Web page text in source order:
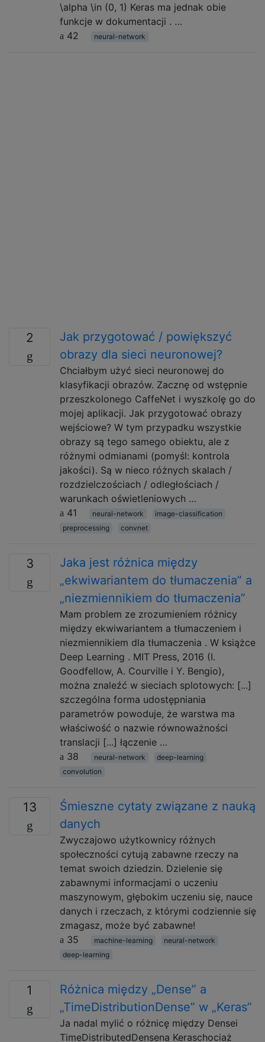
\alpha \in (0, 1) Keras ma jednak obie
funkcje w dokumentacji . …
42
neural-network
2
Jak przygotować / powiększyć
obrazy dla sieci neuronowej?
Chciałbym użyć sieci neuronowej do
klasyfikacji obrazów. Zacznę od wstępnie
przeszkolonego CaffeNet i wyszkolę go do
mojej aplikacji. Jak przygotować obrazy
wejściowe? W tym przypadku wszystkie
obrazy są tego samego obiektu, ale z
różnymi odmianami (pomyśl: kontrola
jakości). Są w nieco różnych skalach /
rozdzielczościach / odległościach /
warunkach oświetleniowych …
41
neural-network
image-classification
preprocessing
convnet
3
Jaka jest różnica między
„ekwiwariantem do tłumaczenia” a
„niezmiennikiem do tłumaczenia”
Mam problem ze zrozumieniem różnicy
między ekwiwariantem a tłumaczeniem i
niezmiennikiem dla tłumaczenia . W książce
Deep Learning . MIT Press, 2016 (I.
Goodfellow, A. Courville i Y. Bengio),
można znaleźć w sieciach splotowych: [...]
szczególna forma udostępniania
parametrów powoduje, że warstwa ma
właściwość o nazwie równoważności
translacji [...] łączenie …
38
neural-network
deep-learning
convolution
13
Śmieszne cytaty związane z nauką
danych
Zwyczajowo użytkownicy różnych
społeczności cytują zabawne rzeczy na
temat swoich dziedzin. Dzielenie się
zabawnymi informacjami o uczeniu
maszynowym, głębokim uczeniu się, nauce
danych i rzeczach, z którymi codziennie się
zmagasz, może być zabawne!
35
machine-learning
neural-network
deep-learning
1
Różnica między „Dense” a
„TimeDistributionDense” w „Keras”
Ja nadal mylić o różnicę między Densei
TimeDistributedDensena Keraschociaż